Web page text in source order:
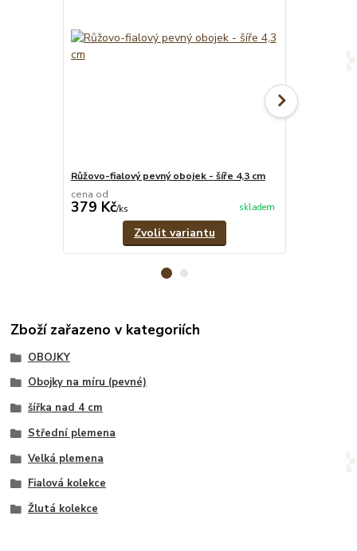
Růžovo-fialový pevný obojek - šíře 4,3 cm
cena od
379 Kč/ks skladem
Zvolit variantu
Zboží zařazeno v kategoriích
OBOJKY
Obojky na míru (pevné)
šířka nad 4 cm
Střední plemena
Velká plemena
Fialová kolekce
Žlutá kolekce